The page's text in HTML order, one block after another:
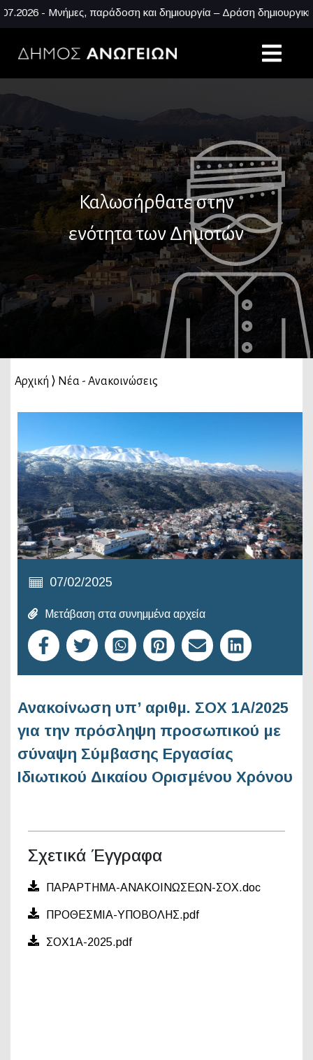
- Μνήμες, παράδοση και δημιουργία – Δράση δημιουργικής
Καλωσήρθατε στην
ενότητα των Δημοτών
Αρχική ⟩ Νέα - Ανακοινώσεις
07/02/2025
Μετάβαση στα συνημμένα αρχεία
Ανακοίνωση υπ’ αριθμ. ΣΟΧ 1Α/2025
για την πρόσληψη προσωπικού με
σύναψη Σύμβασης Εργασίας
Ιδιωτικού Δικαίου Ορισμένου Χρόνου
Σχετικά Έγγραφα
ΠΑΡΑΡΤΗΜΑ-ΑΝΑΚΟΙΝΩΣΕΩΝ-ΣΟΧ.doc
ΠΡΟΘΕΣΜΙΑ-ΥΠΟΒΟΛΗΣ.pdf
ΣΟΧ1Α-2025.pdf